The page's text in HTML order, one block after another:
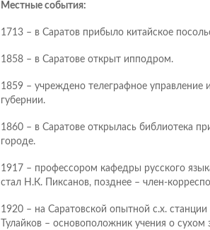
Местные события:
1713 – в Саратов прибыло китайское
1858 – в Саратове открыт ипподром.
1859 – учреждено телеграфное управление
губернии.
1860 – в Саратове открылась библиотека
городе.
1917 – профессором кафедры русского
стал Н.К. Пиксанов, позднее – член-
1920 – на Саратовской опытной с.х.
Тулайков – основоположник учения о